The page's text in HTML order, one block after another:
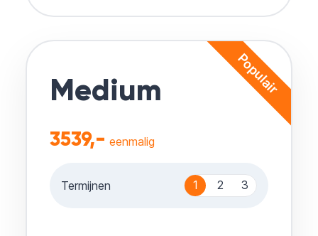
Populair
Medium
3539,- eenmalig
Termijnen 1 2 3